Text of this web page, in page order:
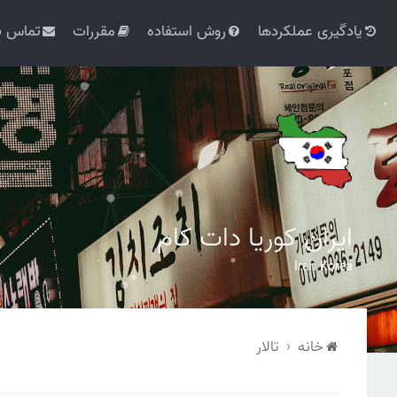
یادگیری عملکردها روش استفاده مقررات تماس
ایران کوریا دات کام
Iran Korea
خانه تالار